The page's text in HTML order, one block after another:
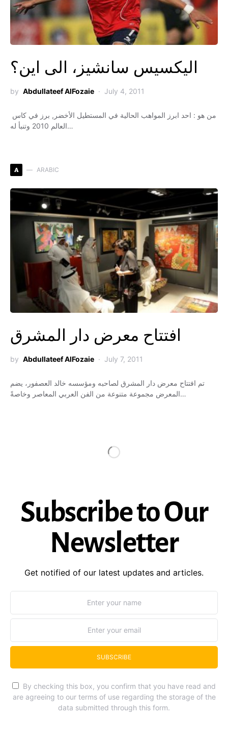
اليكسيس سانشيز، الى اين؟
by Abdullateef AlFozaie July 4, 2011
العالم 2010 وتنبأ له…
A ARABIC
افتتاح معرض دار المشرق
by Abdullateef AlFozaie July 7, 2011
تم افتتاح معرض دار المشرق لصاحبه ومؤسسه خالد العصفور، يضم
المعرض مجموعة متنوعة من الفن العربي المعاصر وخاصةً…
Subscribe to Our
Newsletter
Get notified of our latest updates and articles.
SUBSCRIBE
By checking this box, you confirm that you have read and
are agreeing to our terms of use regarding the storage of the
data submitted through this form.